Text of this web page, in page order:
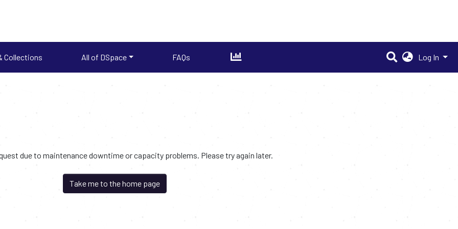
Collections All of DSpace FAQs Log In
due to maintenance downtime or capacity problems. Please try again later.
Take me to the home page